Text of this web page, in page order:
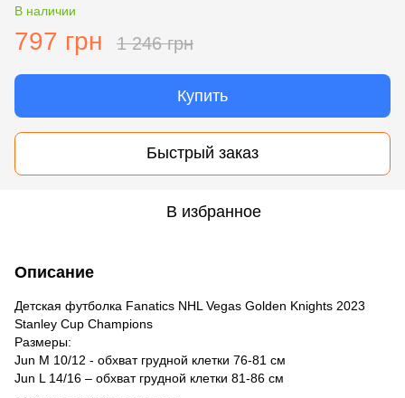
В наличии
797 грн 1 246 грн
Купить
Быстрый заказ
В избранное
Описание
Детская футболка Fanatics NHL Vegas Golden Knights 2023
Stanley Cup Champions
Размеры:
Jun М 10/12 - обхват грудной клетки 76-81 см
Jun L 14/16 – обхват грудной клетки 81-86 см